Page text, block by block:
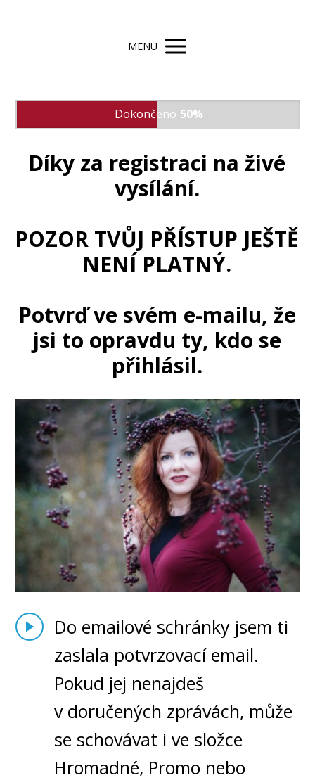
MENU
Dokončeno 50%
Díky za registraci na živé
vysílání.
POZOR TVŮJ PŘÍSTUP JEŠTĚ
NENÍ PLATNÝ.
Potvrď ve svém e-mailu, že
jsi to opravdu ty, kdo se
přihlásil.
Do emailové schránky jsem ti
zaslala potvrzovací email.
Pokud jej nenajdeš
v doručených zprávách, může
se schovávat i ve složce
Hromadné, Promo nebo